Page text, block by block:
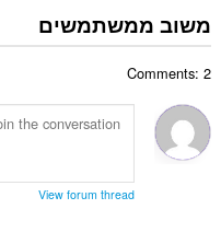
ו
ג
:
ר
ר
ו
ם
משוב ממשתמשים
Comments: 2
View forum thread